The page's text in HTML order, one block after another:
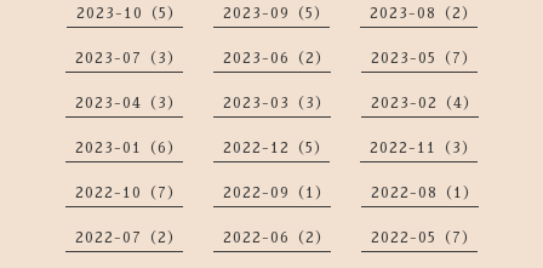
2023-10（5） 2023-09（5） 2023-08（2）
2023-07（3） 2023-06（2） 2023-05（7）
2023-04（3） 2023-03（3） 2023-02（4）
2023-01（6） 2022-12（5） 2022-11（3）
2022-10（7） 2022-09（1） 2022-08（1）
2022-07（2） 2022-06（2） 2022-05（7）